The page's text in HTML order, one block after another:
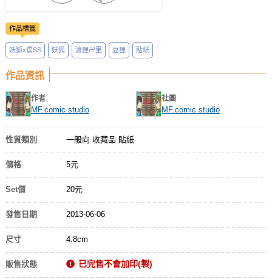
作品標籤
妖狐x僕SS 妖狐 渡狸卍里 豆狸 貼紙
作品資訊
作者
MF.comic studio
社團
MF.comic studio
性質類別 一般向 收藏品 貼紙
價格 5元
Set價 20元
發售日期 2013-06-06
尺寸 4.8cm
販售狀態 已完售不會加印(製)